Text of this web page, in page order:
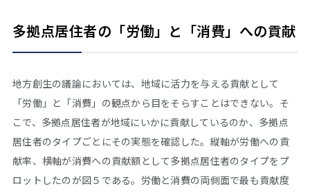
多拠点居住者の「労働」と「消費」への貢献
地方創生の議論においては、地域に活力を与える貢献として
「労働」と「消費」の観点から目をそらすことはできない。そ
こで、多拠点居住者が地域にいかに貢献しているのか、多拠点
居住者のタイプごとにその実態を確認した。縦軸が労働への貢
献率、横軸が消費への貢献額として多拠点居住者のタイプをプ
ロットしたのが図５である。労働と消費の両側面で最も貢献度